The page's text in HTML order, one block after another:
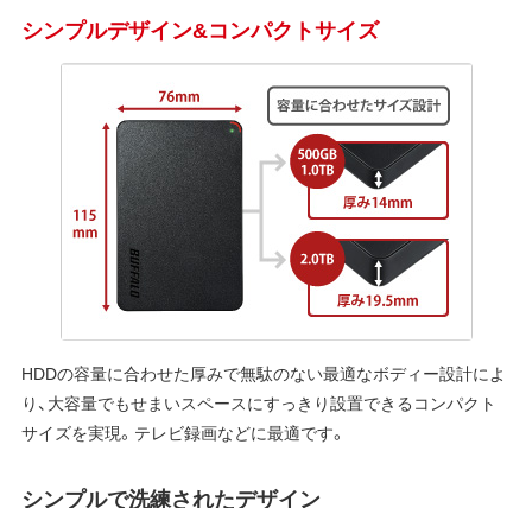
シンプルデザイン&コンパクトサイズ
HDDの容量に合わせた厚みで無駄のない最適なボディー設計によ
り、大容量でもせまいスペースにすっきり設置できるコンパクト
サイズを実現。テレビ録画などに最適です。
シンプルで洗練されたデザイン